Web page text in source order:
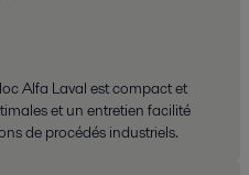
Alfa Laval est compact et
et un entretien facilité
de procédés industriels.